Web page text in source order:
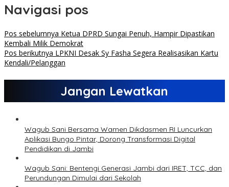
Navigasi pos
Pos sebelumnya Ketua DPRD Sungai Penuh, Hampir Dipastikan
Kembali Milik Demokrat
Pos berikutnya LPKNI Desak Sy Fasha Segera Realisasikan Kartu
Kendali/Pelanggan
Jangan Lewatkan
Wagub Sani Bersama Wamen Dikdasmen RI Luncurkan
Aplikasi Bungo Pintar, Dorong Transformasi Digital
Pendidikan di Jambi
Wagub Sani: Bentengi Generasi Jambi dari IRET, TCC, dan
Perundungan Dimulai dari Sekolah